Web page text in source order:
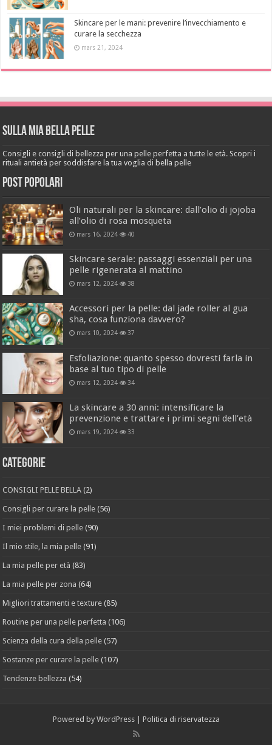
Skincare per le mani: prevenire l’invecchiamento e
curare la secchezza
mars 21, 2024
Sulla mia bella pelle
Consigli e consigli di bellezza per una pelle perfetta a tutte le età. Scopri i
rituali antietà per soddisfare la tua voglia di bella pelle
Post popolari
Oli naturali per la skincare: dall’olio di jojoba
all’olio di rosa mosqueta
mars 16, 2024 40
Skincare serale: passaggi essenziali per una
pelle rigenerata al mattino
mars 12, 2024 38
Accessori per la pelle: dal jade roller al gua
sha, cosa funziona davvero?
mars 10, 2024 37
Esfoliazione: quanto spesso dovresti farla in
base al tuo tipo di pelle
mars 12, 2024 34
La skincare a 30 anni: intensificare la
prevenzione e trattare i primi segni dell’età
mars 19, 2024 33
Categorie
CONSIGLI PELLE BELLA (2)
Consigli per curare la pelle (56)
I miei problemi di pelle (90)
Il mio stile, la mia pelle (91)
La mia pelle per età (83)
La mia pelle per zona (64)
Migliori trattamenti e texture (85)
Routine per una pelle perfetta (106)
Scienza della cura della pelle (57)
Sostanze per curare la pelle (107)
Tendenze bellezza (54)
Powered by WordPress| Politica di riservatezza